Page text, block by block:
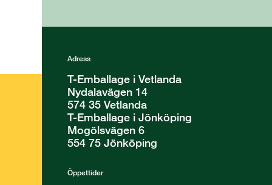
Adress
T-Emballage i Vetlanda
Nydalavägen 14
574 35 Vetlanda
T-Emballage i Jönköping
Mogölsvägen 6
554 75 Jönköping
Öppettider